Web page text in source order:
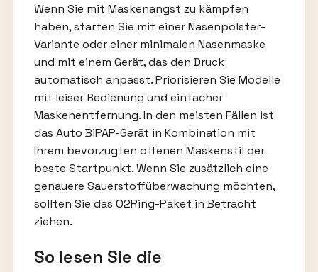
Wenn Sie mit Maskenangst zu kämpfen
haben, starten Sie mit einer Nasenpolster-
Variante oder einer minimalen Nasenmaske
und mit einem Gerät, das den Druck
automatisch anpasst. Priorisieren Sie Modelle
mit leiser Bedienung und einfacher
Maskenentfernung. In den meisten Fällen ist
das Auto BiPAP-Gerät in Kombination mit
Ihrem bevorzugten offenen Maskenstil der
beste Startpunkt. Wenn Sie zusätzlich eine
genauere Sauerstoffüberwachung möchten,
sollten Sie das O2Ring-Paket in Betracht
ziehen.
So lesen Sie die